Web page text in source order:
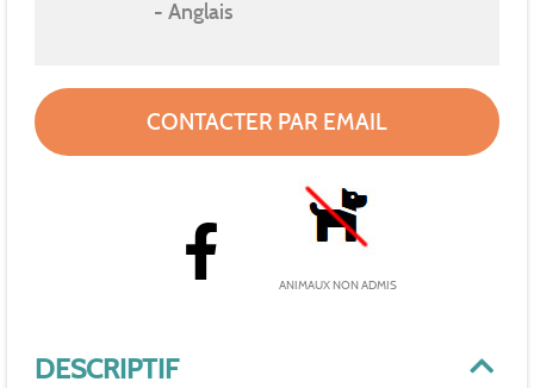
DESCRIPTIF
Anglais
CONTACTER PAR EMAIL
ANIMAUX NON ADMIS